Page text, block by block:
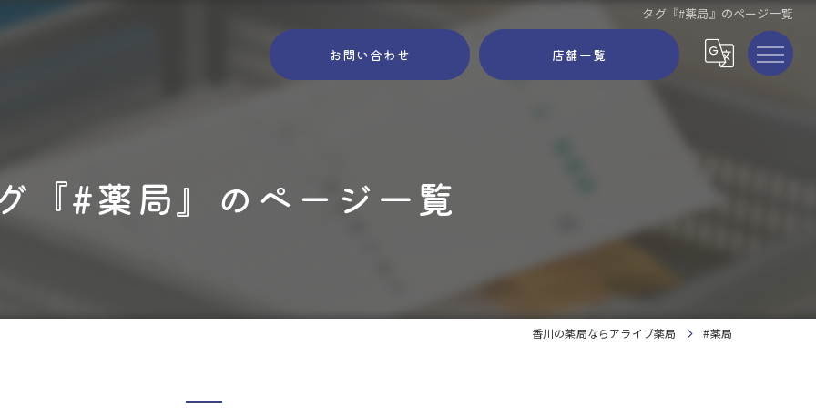
タグ『#薬局』のページ一覧
お問い合わせ 店舗一覧
『#薬局』のページ一覧
香川の薬局ならアライブ薬局 #薬局